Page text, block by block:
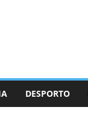
DESPORTO